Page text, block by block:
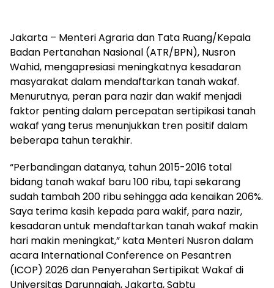
Jakarta – Menteri Agraria dan Tata Ruang/Kepala
Badan Pertanahan Nasional (ATR/BPN), Nusron
Wahid, mengapresiasi meningkatnya kesadaran
masyarakat dalam mendaftarkan tanah wakaf.
Menurutnya, peran para nazir dan wakif menjadi
faktor penting dalam percepatan sertipikasi tanah
wakaf yang terus menunjukkan tren positif dalam
beberapa tahun terakhir.
“Perbandingan datanya, tahun 2015-2016 total
bidang tanah wakaf baru 100 ribu, tapi sekarang
sudah tambah 200 ribu sehingga ada kenaikan 206%.
Saya terima kasih kepada para wakif, para nazir,
kesadaran untuk mendaftarkan tanah wakaf makin
hari makin meningkat,” kata Menteri Nusron dalam
acara International Conference on Pesantren
(ICOP) 2026 dan Penyerahan Sertipikat Wakaf di
Universitas Darunnajah, Jakarta, Sabtu